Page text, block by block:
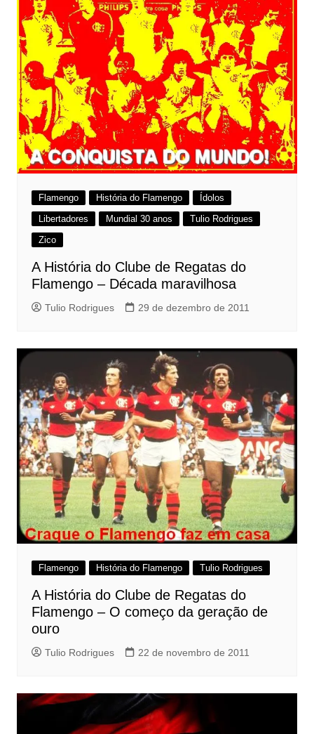
Flamengo História do Flamengo
Ídolos
Libertadores
Mundial 30 anos
Tulio Rodrigues
Zico
A História do Clube de Regatas do
Flamengo – Década maravilhosa
Tulio Rodrigues 29 de dezembro de 2011
Flamengo História do Flamengo Tulio Rodrigues
A História do Clube de Regatas do
Flamengo – O começo da geração de
ouro
Tulio Rodrigues 22 de novembro de 2011